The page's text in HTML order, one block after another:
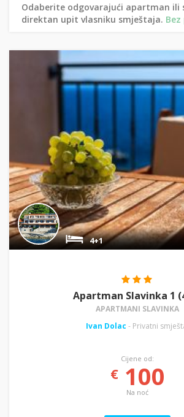
Odaberite odgovarajući apartman ili
direktan upit vlasniku smještaja.
4+1
Apartman Slavinka 1
APARTMANI SLAVINKA
Ivan Dolac - Privatni
Cijene od:
€100
Na noć